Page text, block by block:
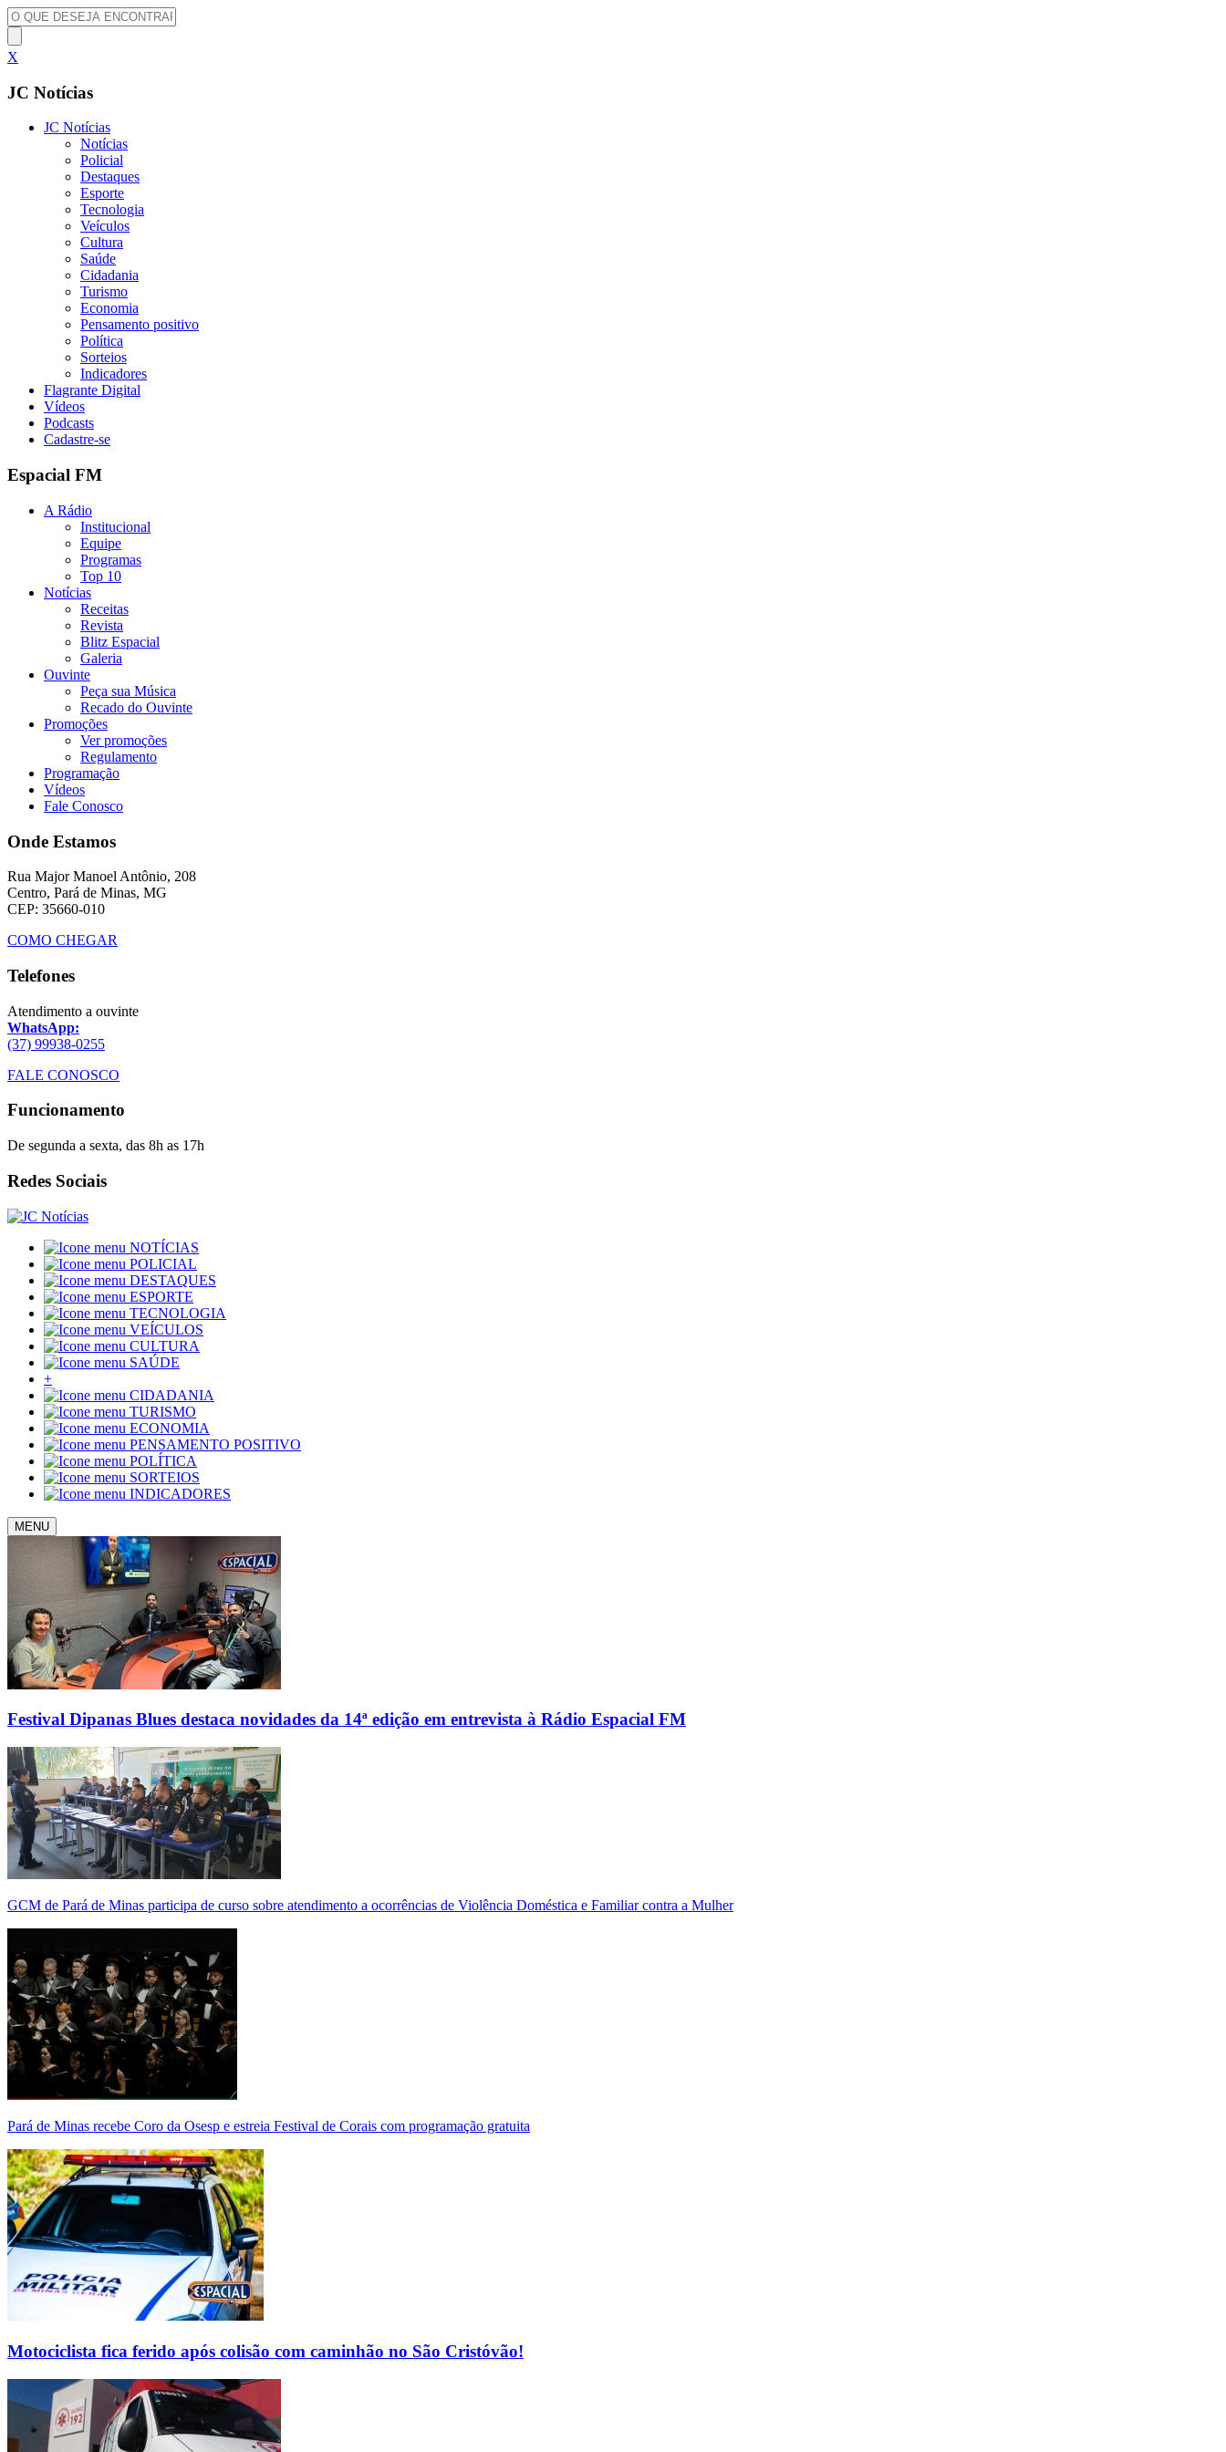
X
JC Notícias
JC Notícias
Notícias
Policial
Destaques
Esporte
Tecnologia
Veículos
Cultura
Saúde
Cidadania
Turismo
Economia
Pensamento positivo
Política
Sorteios
Indicadores
Flagrante Digital
Vídeos
Podcasts
Cadastre-se
Espacial FM
A Rádio
Institucional
Equipe
Programas
Top 10
Notícias
Receitas
Revista
Blitz Espacial
Galeria
Ouvinte
Peça sua Música
Recado do Ouvinte
Promoções
Ver promoções
Regulamento
Programação
Vídeos
Fale Conosco
Onde Estamos
Rua Major Manoel Antônio, 208
Centro, Pará de Minas, MG
CEP: 35660-010
COMO CHEGAR
Telefones
Atendimento a ouvinte
WhatsApp:
(37) 99938-0255
FALE CONOSCO
Funcionamento
De segunda a sexta, das 8h as 17h
Redes Sociais
NOTÍCIAS
POLICIAL
DESTAQUES
ESPORTE
TECNOLOGIA
VEÍCULOS
CULTURA
SAÚDE
+
CIDADANIA
TURISMO
ECONOMIA
PENSAMENTO POSITIVO
POLÍTICA
SORTEIOS
INDICADORES
MENU
Festival Dipanas Blues destaca novidades da 14ª edição em entrevista à Rádio Espacial FM
GCM de Pará de Minas participa de curso sobre atendimento a ocorrências de Violência Doméstica e Familiar contra a Mulher
Pará de Minas recebe Coro da Osesp e estreia Festival de Corais com programação gratuita
Motociclista fica ferido após colisão com caminhão no São Cristóvão!